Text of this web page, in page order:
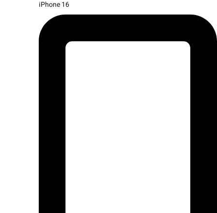
iPhone 16